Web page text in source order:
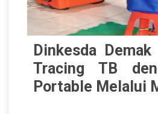
Dinkesda
Tracing TB
Portable Melalui